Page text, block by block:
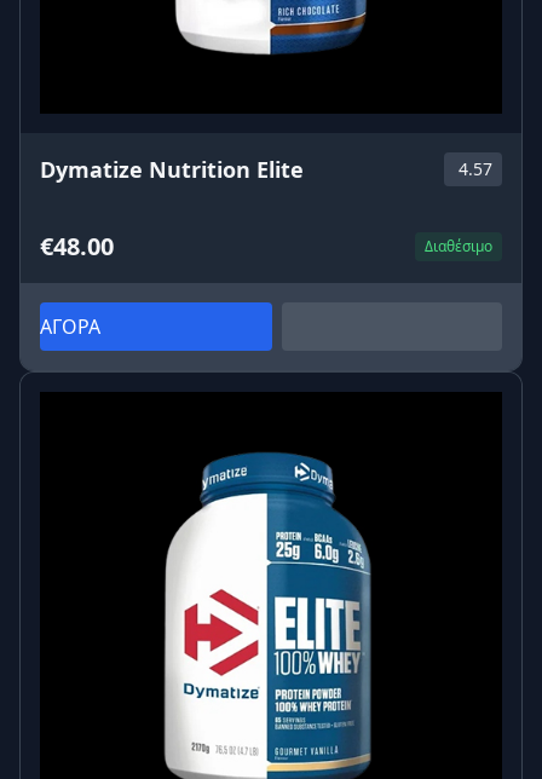
Dymatize Nutrition Elite 4.57
€48.00 Διαθέσιμο
ΑΓΟΡΑ